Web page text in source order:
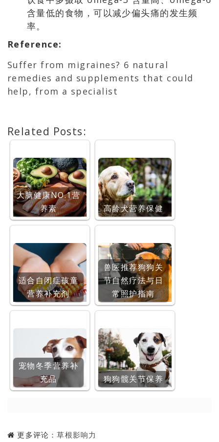
含量低的食物，可以减少偏头痛的发生频
率。
Reference:
Suffer from migraines? 6 natural
remedies and supplements that could
help, from a specialist
Related Posts:
大脑健康NO.1营
养素
高龄犬营养保健
适合自闭症孩童
营养补充剂
兽医推荐狗狗关
节自然疗法与日
常照护指南
宠物冬季营养补
充品
狗狗髋关节保养
更多评论：草根影响力